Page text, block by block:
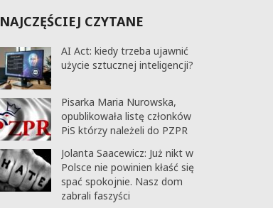
NAJCZĘŚCIEJ CZYTANE
AI Act: kiedy trzeba ujawnić
użycie sztucznej inteligencji?
Pisarka Maria Nurowska,
opublikowała listę członków
PiS którzy należeli do PZPR
Jolanta Saacewicz: Już nikt w
Polsce nie powinien kłaść się
spać spokojnie. Nasz dom
zabrali faszyści